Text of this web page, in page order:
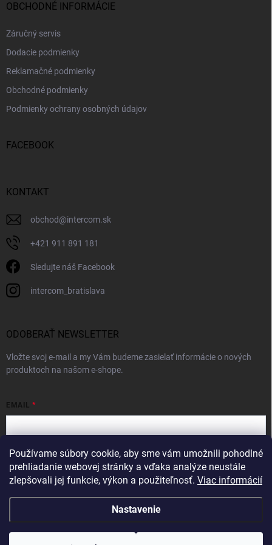
Používame súbory cookie, aby sme vám umožnili pohodlné
prehliadanie webovej stránky a vďaka analýze neustále
zlepšovali jej funkcie, výkon a použiteľnosť. Viac informácií
Nastavenie
OBCHODNÉ INFORMÁCIE
Záručný servis
Dodacie podmienky
Reklamačné podmienky
Obchodné podmienky
Podmienky ochrany osobných údajov
FACEBOOK
KONTAKT
obchod@intercom.sk
+421 911 891 181
Sledujte náš Facebook
intercom_bratislava
ODOBERAŤ NEWSLETTER
Vložte svoj e-mail a my Vám budeme zasielať informácie o nových
produktoch na našom e-shope.
EMAIL
Vložením e-mailu súhlasíte spodmienkami ochrany osobných údajov
Prihlásiť sa